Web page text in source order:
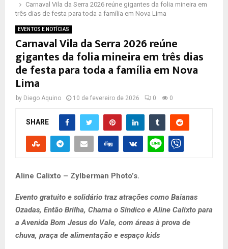
Carnaval Vila da Serra 2026 reúne gigantes da folia mineira em
três dias de festa para toda a família em Nova Lima
EVENTOS E NOTÍCIAS
Carnaval Vila da Serra 2026 reúne
gigantes da folia mineira em três dias
de festa para toda a família em Nova
Lima
by Diego Aquino 10 de fevereiro de 2026 0 0
SHARE
Aline Calixto – Zylberman Photo’s.
Evento gratuito e solidário traz atrações como Baianas
Ozadas, Então Brilha, Chama o Síndico e Aline Calixto para
a Avenida Bom Jesus do Vale, com áreas à prova de
chuva, praça de alimentação e espaço kids